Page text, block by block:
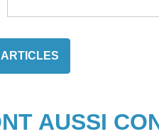
AUSSI